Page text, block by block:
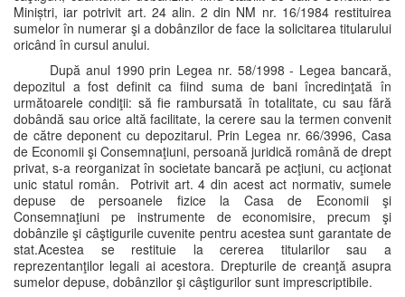
Miniștri, iar potrivit art. 24 alin. 2 din NM nr. 16/1984 restituirea
sumelor în numerar şi a dobânzilor de face la solicitarea titularului
oricând în cursul anului.
După anul 1990 prin Legea nr. 58/1998 - Legea bancară,
depozitul a fost definit ca fiind suma de bani încredinţată în
următoarele condiţii: să fie rambursată în totalitate, cu sau fără
dobândă sau orice altă facilitate, la cerere sau la termen convenit
de către deponent cu depozitarul. Prin Legea nr. 66/3996, Casa
de Economii şi Consemnaţiuni, persoană juridică română de drept
privat, s-a reorganizat în societate bancară pe acţiuni, cu acţionat
unic statul român. Potrivit art. 4 din acest act normativ, sumele
depuse de persoanele fizice la Casa de Economii şi
Consemnaţiuni pe instrumente de economisire, precum şi
dobânzile şi câştigurile cuvenite pentru acestea sunt garantate de
stat.Acestea se restituie la cererea titularilor sau a
reprezentanţilor legali ai acestora. Drepturile de creanţă asupra
sumelor depuse, dobânzilor şi câştigurilor sunt imprescriptibile.